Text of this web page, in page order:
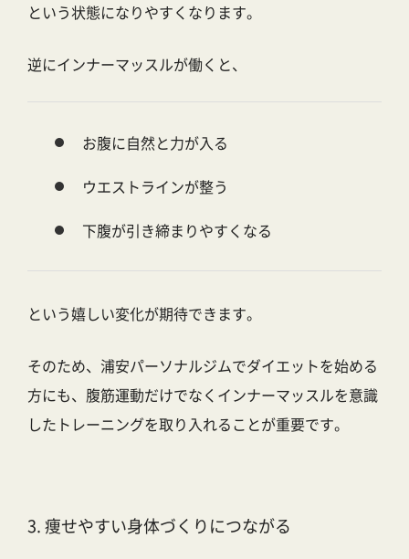
という状態になりやすくなります。
逆にインナーマッスルが働くと、
お腹に自然と力が入る
ウエストラインが整う
下腹が引き締まりやすくなる
という嬉しい変化が期待できます。
そのため、 浦安パーソナルジムでダイエットを始める
方にも、腹筋運動だけでなくインナーマッスルを意識
したトレーニングを取り入れることが重要です。
3. 痩せやすい身体づくりにつながる